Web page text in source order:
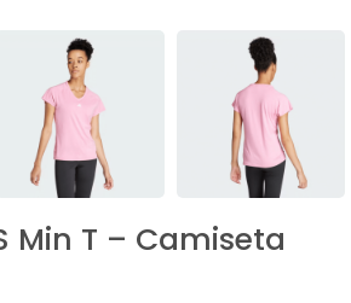
Min T – Camiseta